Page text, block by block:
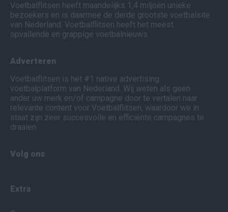
Voetbalflitsen heeft maandelijks 1,4 miljoen unieke
bezoekers en is daarmee de derde grootste voetbalsite
van Nederland. Voetbalflitsen heeft het meest
opvallende en grappige voetbalnieuws.
Adverteren
Voetbalflitsen is het #1 native advertising
voetbalplatform van Nederland. Wij weten als geen
ander uw merk en/of campagne door te vertalen naar
relevante content voor Voetbalflitsen, waardoor we in
staat zijn zeer succesvolle en efficiënte campagnes te
draaien.
Volg ons
Extra